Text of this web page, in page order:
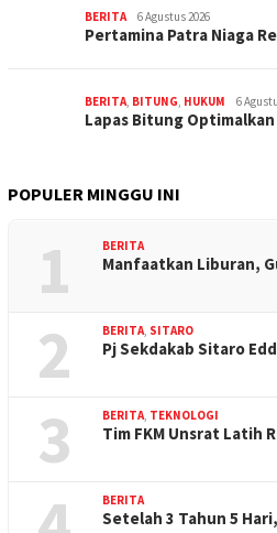
BERITA 6 Agustus 2026
Pertamina Patra Niaga
BERITA BITUNG HUKUM 6
Lapas Bitung
POPULER MINGGU INI
1 BERITA
Manfaatkan Liburan,
2 BERITA SITARO
Pj Sekdakab Sitaro
3 BERITA TEKNOLOGI
Tim FKM Unsrat Latih
BERITA
Setelah 3 Tahun 5